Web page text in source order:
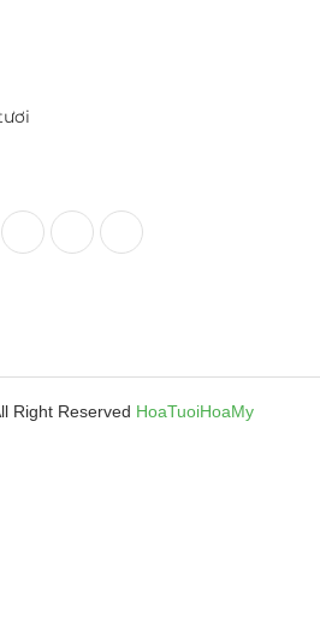
Right Reserved HoaTuoiHoaMy